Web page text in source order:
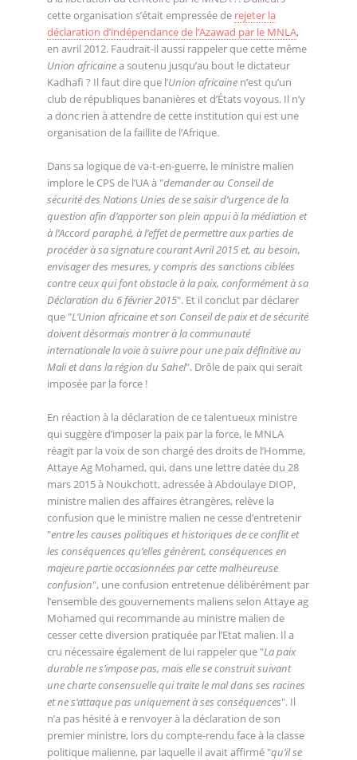
cette organisation s’était empressée de rejeter la
déclaration d’indépendance de l’Azawad par le MNLA,
en avril 2012. Faudrait-il aussi rappeler que cette même
Union africainea soutenu jusqu’au bout le dictateur
Kadhafi ? Il faut dire que l’Union africainen’est qu’un
club de républiques bananières et d’États voyous. Il n’y
a donc rien à attendre de cette institution qui est une
organisation de la faillite de l’Afrique.
Dans sa logique de va-t-en-guerre, le ministre malien
implore le CPS de l’UA à "demander au Conseil de
sécurité des Nations Unies de se saisir d’urgence de la
question afin d’apporter son plein appui à la médiation et
à l’Accord paraphé, à l’effet de permettre aux parties de
procéder à sa signature courant Avril 2015 et, au besoin,
envisager des mesures, y compris des sanctions ciblées
contre ceux qui font obstacle à la paix, conformément à sa
Déclaration du 6 février 2015". Et il conclut par déclarer
que "L’Union africaine et son Conseil de paix et de sécurité
doivent désormais montrer à la communauté
internationale la voie à suivre pour une paix définitive au
Mali et dans la région du Sahel". Drôle de paix qui serait
imposée par la force !
En réaction à la déclaration de ce talentueux ministre
qui suggère d’imposer la paix par la force, le MNLA
réagit par la voix de son chargé des droits de l’Homme,
Attaye Ag Mohamed, qui, dans une lettre datée du 28
mars 2015 à Noukchott, adressée à Abdoulaye DIOP,
ministre malien des affaires étrangères, relève la
confusion que le ministre malien ne cesse d’entretenir
"entre les causes politiques et historiques de ce conflit et
les conséquences qu’elles génèrent, conséquences en
majeure partie occasionnées par cette malheureuse
confusion", une confusion entretenue délibérément par
l’ensemble des gouvernements maliens selon Attaye ag
Mohamed qui recommande au ministre malien de
cesser cette diversion pratiquée par l’Etat malien. Il a
cru nécessaire également de lui rappeler que "La paix
durable ne s’impose pas, mais elle se construit suivant
une charte consensuelle qui traite le mal dans ses racines
et ne s’attaque pas uniquement à ses conséquences". Il
n’a pas hésité à e renvoyer à la déclaration de son
premier ministre, lors du compte-rendu face à la classe
politique malienne, par laquelle il avait affirmé "qu’il se